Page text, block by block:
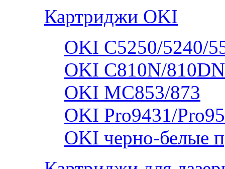
Картриджи OKI
OKI C5250/5240/
OKI C810N/
OKI MC853/873
OKI Pro9431/
OKI черно-белые